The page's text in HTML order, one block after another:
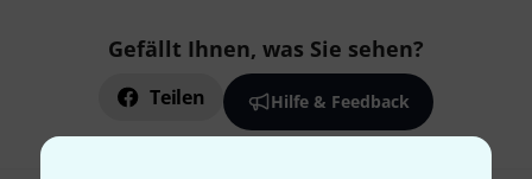
Gefällt Ihnen, was Sie sehen?
Teilen Hilfe & Feedback